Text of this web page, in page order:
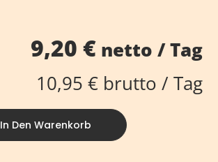
9,20 €netto / Tag
10,95 €brutto / Tag
In Den Warenkorb